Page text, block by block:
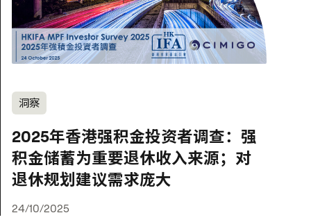
洞察
2025年香港强积金投资者调查：强
积金储蓄为重要退休收入来源；对
退休规划建议需求庞大
24/10/2025